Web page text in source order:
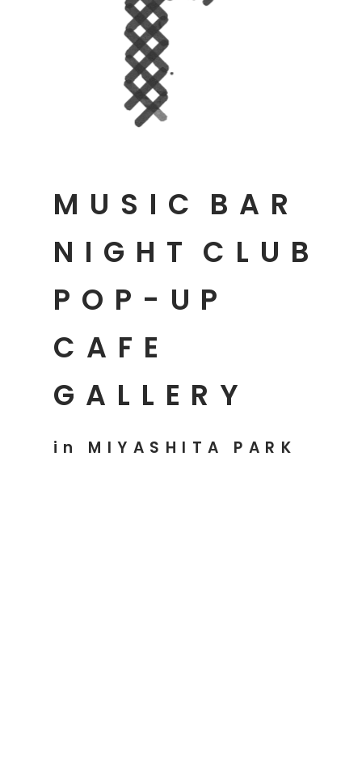
NIGHT CLUB
MUSIC BAR
POP-UP
CAFE
GALLERY
in MIYASHITA PARK